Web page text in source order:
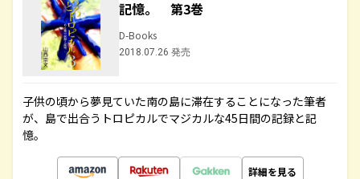
記憶。 第3巻
D-Books
2018.07.26 発売
子供の頃から夢見ていた南の島に滞在することになった筆者
が、島で出合うトロピカルでマジカルな45日間の記録と記
憶。
詳細を見る